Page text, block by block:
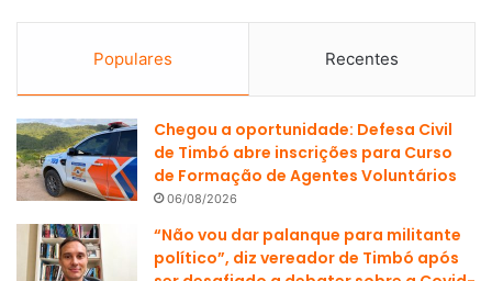
Populares Recentes
Chegou a oportunidade: Defesa Civil
de Timbó abre inscrições para Curso
de Formação de Agentes Voluntários
06/08/2026
“Não vou dar palanque para militante
político”, diz vereador de Timbó após